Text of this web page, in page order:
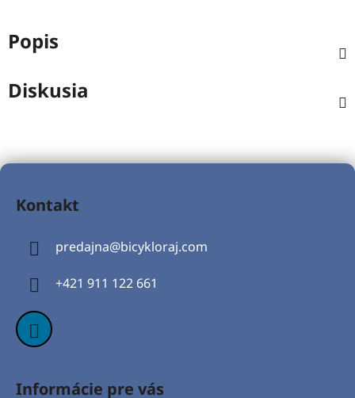
Popis
Diskusia
Z
Kontakt
predajna@bicykloraj.com
+421 911 122 661
Informácie pre vás